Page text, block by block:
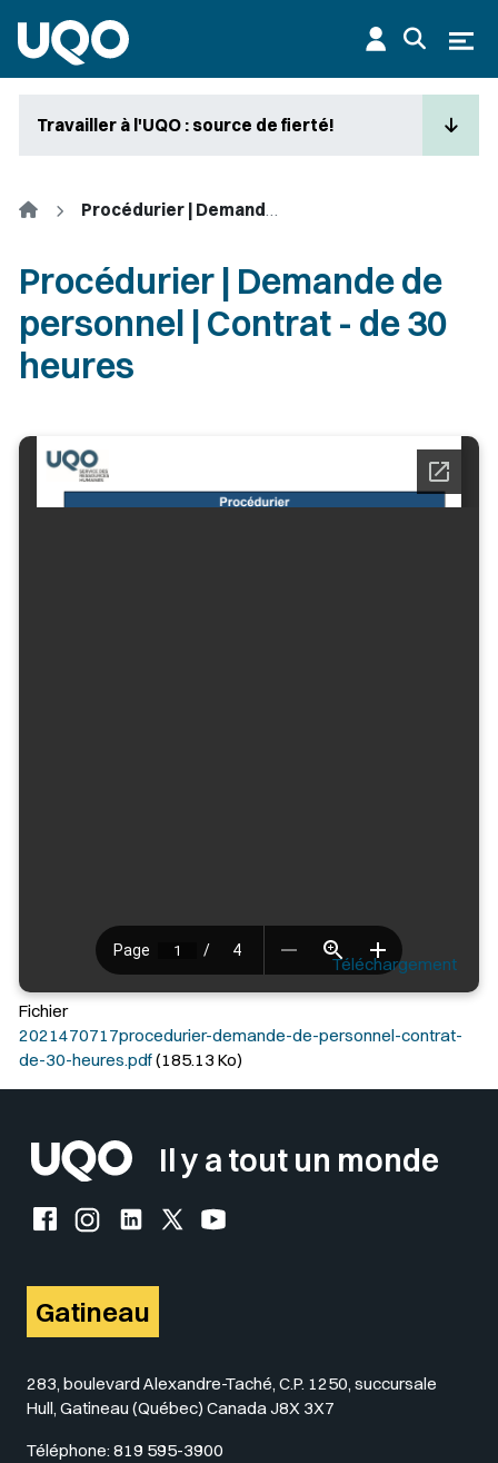
Travailler à l'UQO : source de fierté!
Accueil Procédurier | Demande de personnel | Contrat - de 30 heures
Procédurier | Demande de
personnel | Contrat - de 30
heures
Téléchargement
Fichier
2021470717procedurier-demande-de-personnel-contrat-
de-30-heures.pdf(185.13 Ko)
Il y a tout un monde
Facebook de l'UQO
Instagram de l'UQO
LinkedIn de l'UQO
X (Twitter) de l'UQO
YouTube de l'UQO
Gatineau
283, boulevard Alexandre-Taché, C.P. 1250, succursale
Hull, Gatineau (Québec) Canada J8X 3X7
Téléphone: 819 595-3900